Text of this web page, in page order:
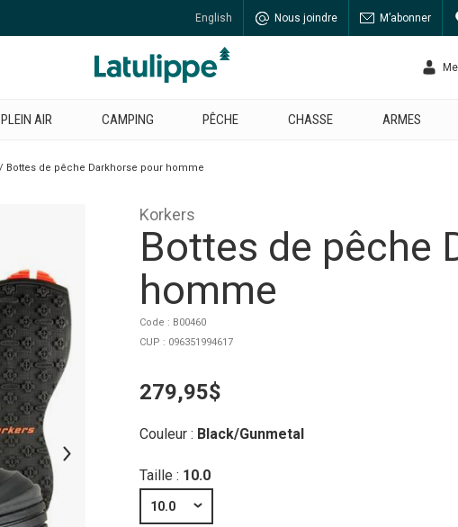
English Nous joindre M’abonner
PLEIN AIR CAMPING PÊCHE CHASSE ARMES
Bottes de pêche Darkhorse pour homme
Korkers
Bottes de pêche
homme
Code : B00460
CUP : 096351994617
279,95$
Couleur : Black/Gunmetal
Taille : 10.0
10.0